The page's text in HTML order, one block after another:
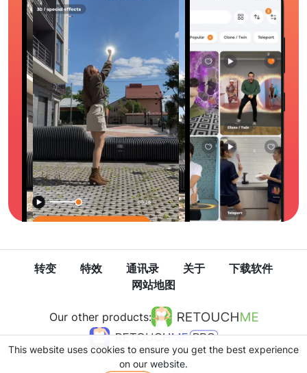
转变 特效 通讯录 关于
下载软件
网站地图
Our other products:
This website uses cookies to ensure you get the best experience
on our website.